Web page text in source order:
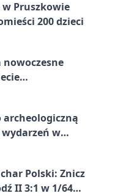
w Pruszkowie
200 dzieci
nowoczesne
w
Polski: Znicz
II 3:1 w 1/64